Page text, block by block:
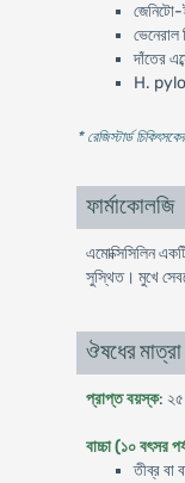
জেনিটো-
দাঁতের
H.
* রেজিস্টার্ড
ফার্মাকোলজি
এমোক্সিসিলিন
সুস্থিত। মুখে
ঔষধের মাত্রা
প্রাপ্ত বয়স্ক:
বাচ্চা (১০ বৎসর
তীব্র বা